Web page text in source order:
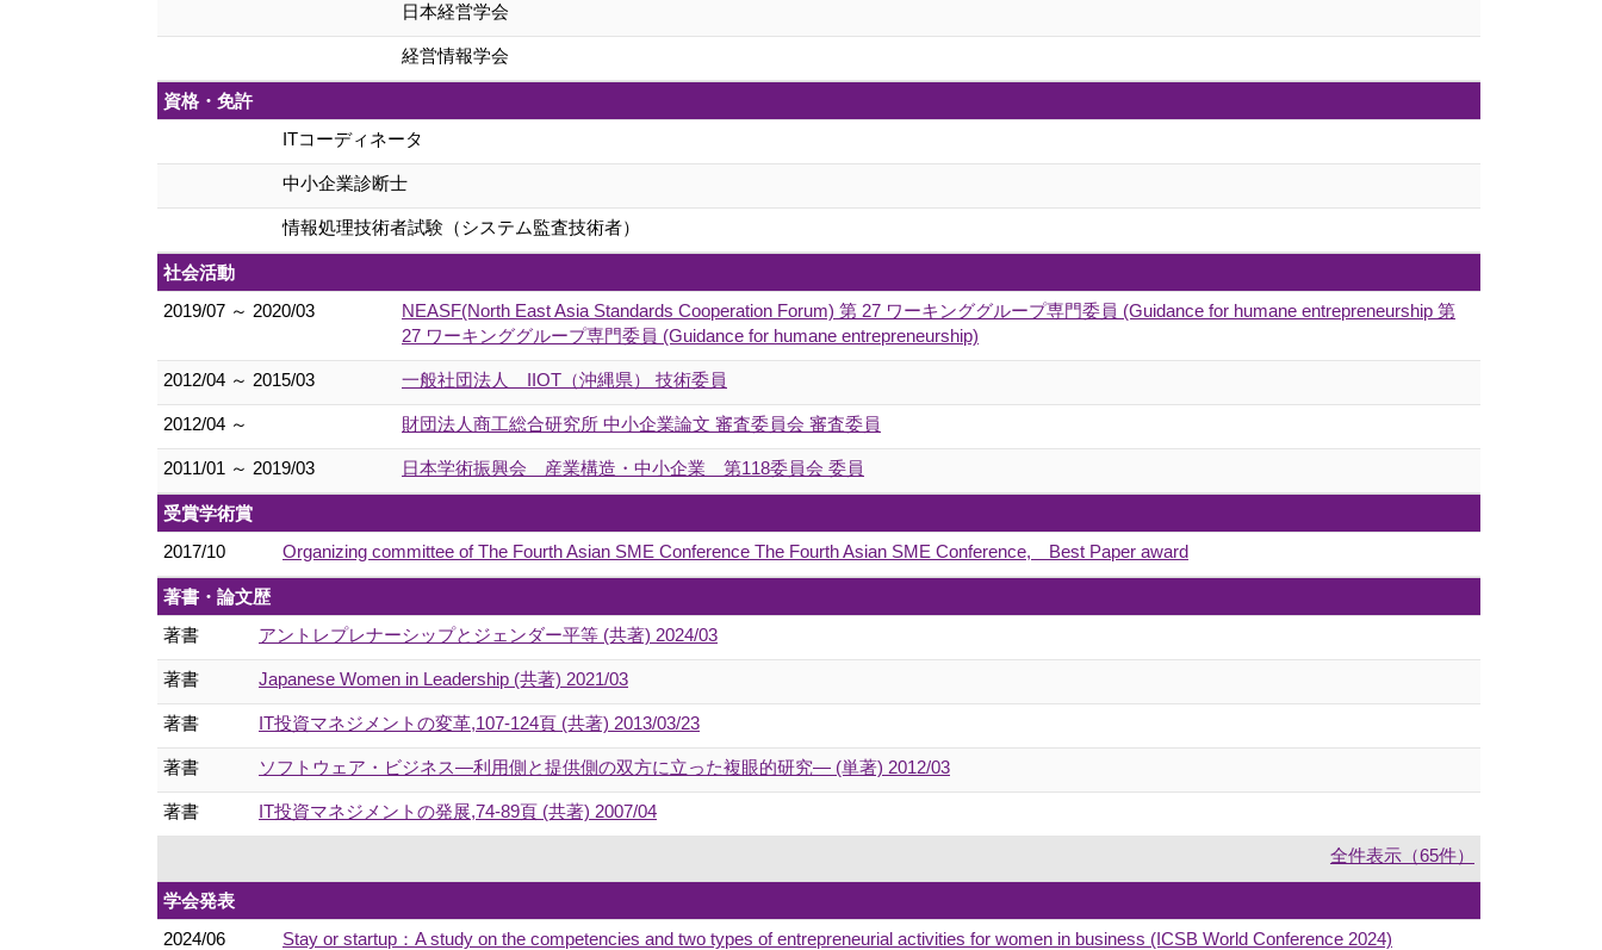
日本経営学会
経営情報学会
資格・免許
ITコーディネータ
中小企業診断士
情報処理技術者試験（システム監査技術者）
社会活動
2019/07 ～ 2020/03
NEASF(North East Asia Standards Cooperation Forum) 第 27 ワーキンググループ専門委員 (Guidance for humane entrepreneurship 第
27 ワーキンググループ専門委員 (Guidance for humane entrepreneurship)
2012/04 ～ 2015/03 一般社団法人 IIOT（沖縄県） 技術委員
2012/04 ～ 財団法人商工総合研究所 中小企業論文 審査委員会 審査委員
2011/01 ～ 2019/03 日本学術振興会 産業構造・中小企業 第118委員会 委員
受賞学術賞
2017/10
Organizing committee of The Fourth Asian SME Conference The Fourth Asian SME Conference, Best Paper award
著書・論文歴
著書
アントレプレナーシップとジェンダー平等 (共著) 2024/03
著書 Japanese Women in Leadership (共著) 2021/03
著書 IT投資マネジメントの変革,107-124頁 (共著) 2013/03/23
著書 ソフトウェア・ビジネス―利用側と提供側の双方に立った複眼的研究― (単著) 2012/03
著書 IT投資マネジメントの発展,74-89頁 (共著) 2007/04
全件表示（65件）
学会発表
2024/06
Stay or startup：A study on the competencies and two types of entrepreneurial activities for women in business (ICSB World Conference 2024)